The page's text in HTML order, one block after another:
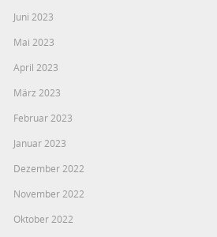
Juni 2023
Mai 2023
April 2023
März 2023
Februar 2023
Januar 2023
Dezember 2022
November 2022
Oktober 2022